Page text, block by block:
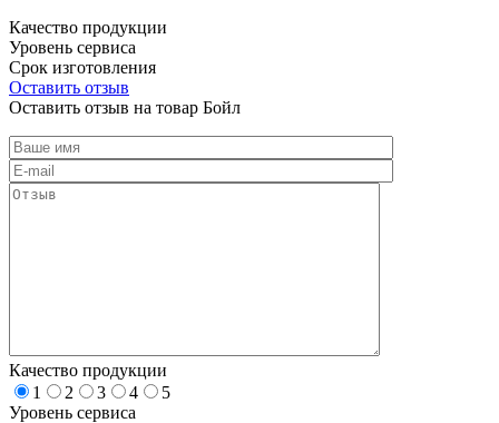
Качество продукции
Уровень сервиса
Срок изготовления
Оставить отзыв
Оставить отзыв на товар Бойл
Качество продукции
1
2 3 4
5
Уровень сервиса